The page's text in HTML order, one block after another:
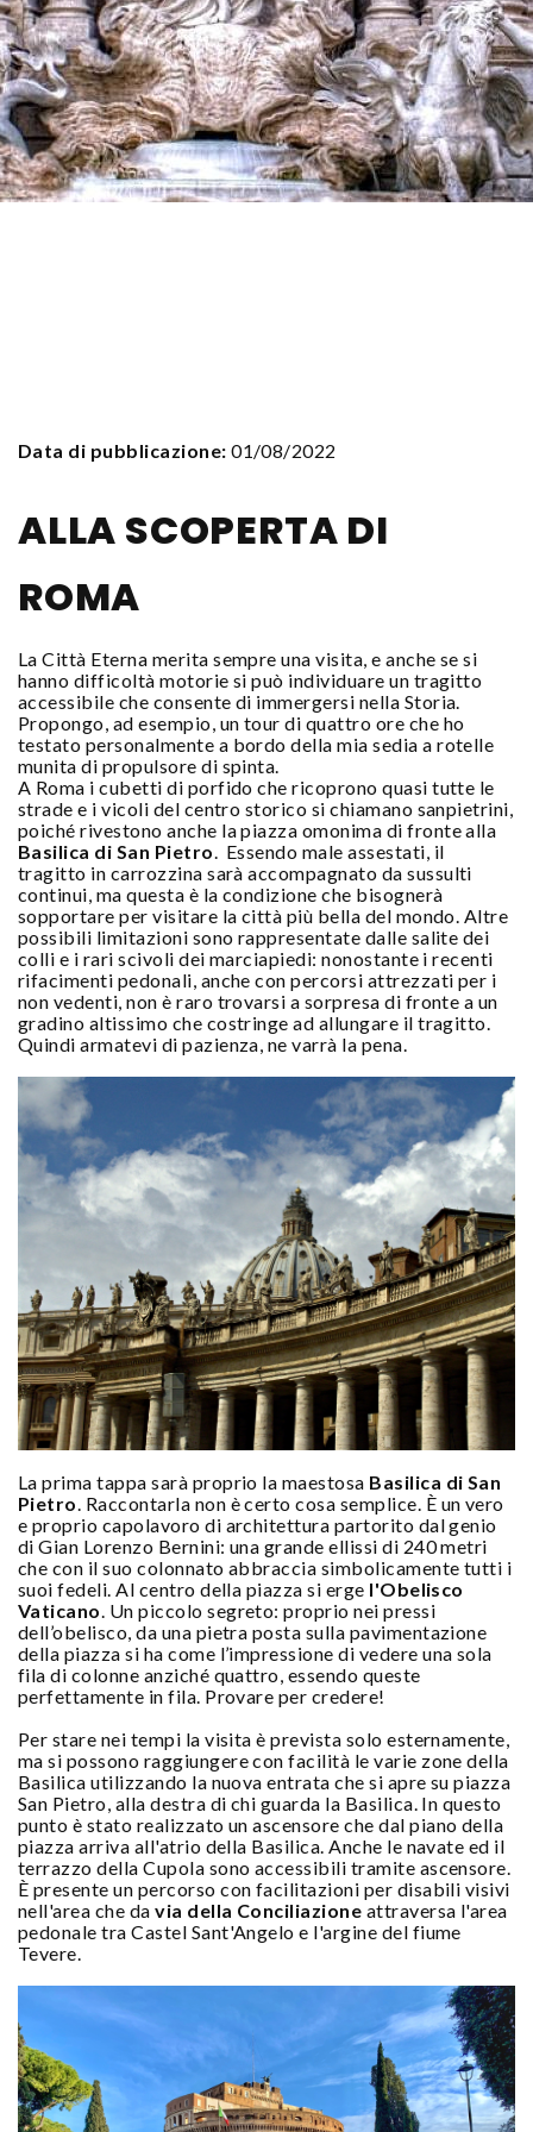
Data di pubblicazione:01/08/2022
ALLA SCOPERTA DI
ROMA
La Città Eterna merita sempre una visita, e anche se si
hanno difficoltà motorie si può individuare un tragitto
accessibile che consente di immergersi nella Storia.
Propongo, ad esempio, un tour di quattro ore che ho
testato personalmente a bordo della mia sedia a rotelle
munita di propulsore di spinta.
A Roma i cubetti di porfido che ricoprono quasi tutte le
strade e i vicoli del centro storico si chiamano sanpietrini,
poiché rivestono anche la piazza omonima di fronte alla
Basilica di San Pietro. Essendo male assestati, il
tragitto in carrozzina sarà accompagnato da sussulti
continui, ma questa è la condizione che bisognerà
sopportare per visitare la città più bella del mondo. Altre
possibili limitazioni sono rappresentate dalle salite dei
colli e i rari scivoli dei marciapiedi: nonostante i recenti
rifacimenti pedonali, anche con percorsi attrezzati per i
non vedenti, non è raro trovarsi a sorpresa di fronte a un
gradino altissimo che costringe ad allungare il tragitto.
Quindi armatevi di pazienza, ne varrà la pena.
La prima tappa sarà proprio la maestosa Basilica di San
Pietro . Raccontarla non è certo cosa semplice. È un vero
e proprio capolavoro di architettura partorito dal genio
di Gian Lorenzo Bernini: una grande ellissi di 240 metri
che con il suo colonnato abbraccia simbolicamente tutti i
suoi fedeli. Al centro della piazza si erge l'Obelisco
Vaticano . Un piccolo segreto: proprio nei pressi
dell’obelisco, da una pietra posta sulla pavimentazione
della piazza si ha come l’impressione di vedere una sola
fila di colonne anziché quattro, essendo queste
perfettamente in fila. Provare per credere!
Per stare nei tempi la visita è prevista solo esternamente,
ma si possono raggiungere con facilità le varie zone della
Basilica utilizzando la nuova entrata che si apre su piazza
San Pietro, alla destra di chi guarda la Basilica. In questo
punto è stato realizzato un ascensore che dal piano della
piazza arriva all'atrio della Basilica. Anche le navate ed il
terrazzo della Cupola sono accessibili tramite ascensore.
È presente un percorso con facilitazioni per disabili visivi
nell'area che davia della Conciliazione attraversa l'area
pedonale tra Castel Sant'Angelo e l'argine del fiume
Tevere.